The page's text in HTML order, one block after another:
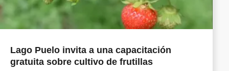
Lago Puelo invita a una capacitación
gratuita sobre cultivo de frutillas